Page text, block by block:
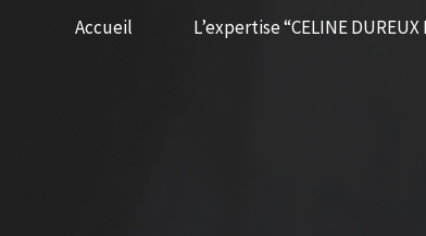
Accueil L’expertise “CELINE